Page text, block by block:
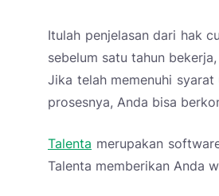
Itulah penjelasan dari hak
sebelum satu tahun
Jika telah memenuhi
prosesnya, Anda bisa
Talenta merupakan
Talenta memberikan Anda